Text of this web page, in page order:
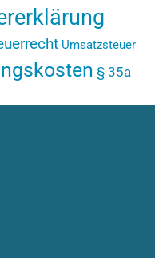
Umsatzsteuer
§ 35a